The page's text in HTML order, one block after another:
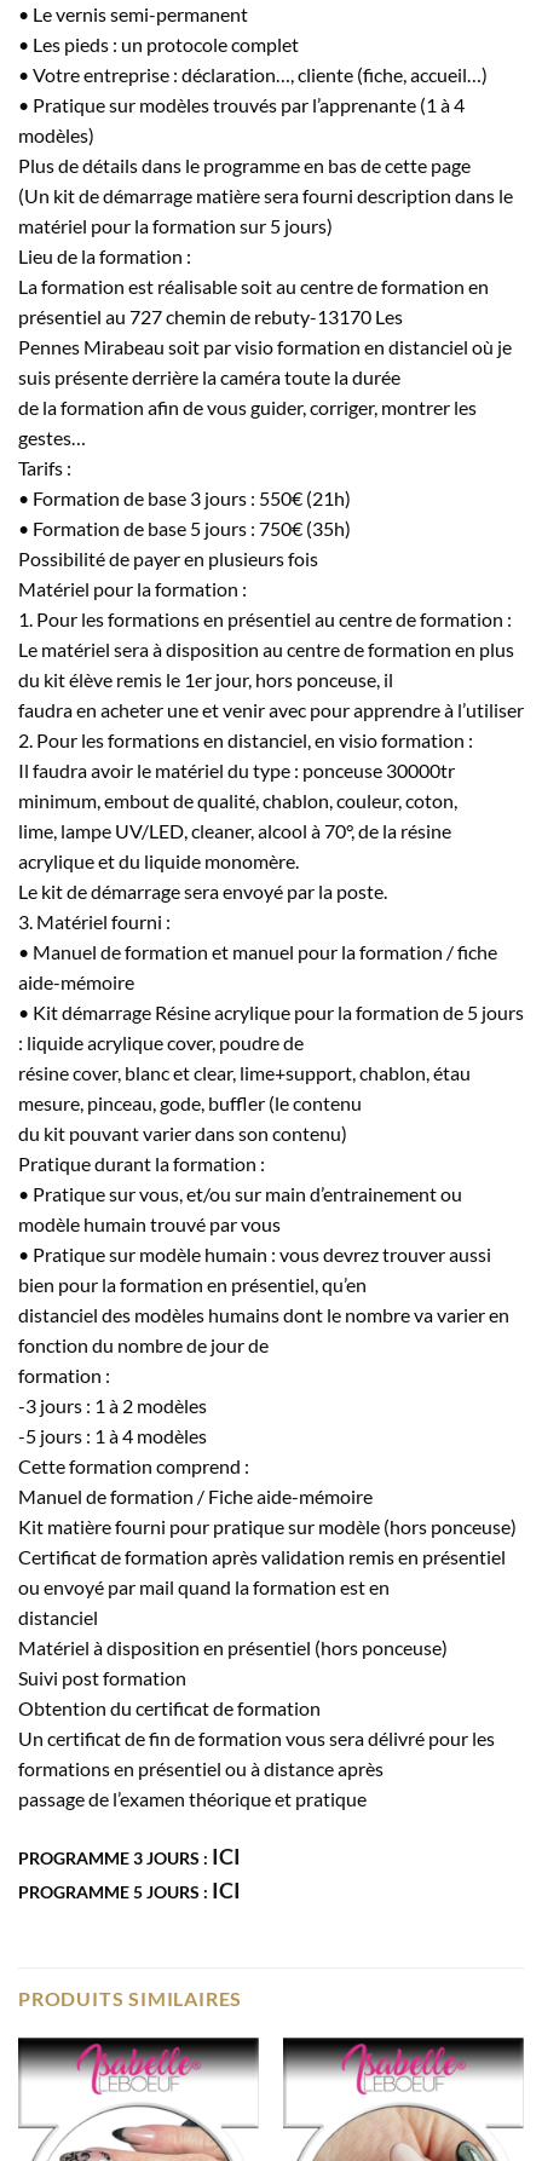
• Le vernis semi-permanent
• Les pieds : un protocole complet
• Votre entreprise : déclaration…, cliente (fiche, accueil…)
• Pratique sur modèles trouvés par l’apprenante (1 à 4
modèles)
Plus de détails dans le programme en bas de cette page
(Un kit de démarrage matière sera fourni description dans le
matériel pour la formation sur 5 jours)
Lieu de la formation :
La formation est réalisable soit au centre de formation en
présentiel au 727 chemin de rebuty-13170 Les
Pennes Mirabeau soit par visio formation en distanciel où je
suis présente derrière la caméra toute la durée
de la formation afin de vous guider, corriger, montrer les
gestes…
Tarifs :
• Formation de base 3 jours : 550€ (21h)
• Formation de base 5 jours : 750€ (35h)
Possibilité de payer en plusieurs fois
Matériel pour la formation :
1. Pour les formations en présentiel au centre de formation :
Le matériel sera à disposition au centre de formation en plus
du kit élève remis le 1er jour, hors ponceuse, il
faudra en acheter une et venir avec pour apprendre à l’utiliser
2. Pour les formations en distanciel, en visio formation :
Il faudra avoir le matériel du type : ponceuse 30000tr
minimum, embout de qualité, chablon, couleur, coton,
lime, lampe UV/LED, cleaner, alcool à 70°, de la résine
acrylique et du liquide monomère.
Le kit de démarrage sera envoyé par la poste.
3. Matériel fourni :
• Manuel de formation et manuel pour la formation / fiche
aide-mémoire
• Kit démarrage Résine acrylique pour la formation de 5 jours
: liquide acrylique cover, poudre de
résine cover, blanc et clear, lime+support, chablon, étau
mesure, pinceau, gode, buffler (le contenu
du kit pouvant varier dans son contenu)
Pratique durant la formation :
• Pratique sur vous, et/ou sur main d’entrainement ou
modèle humain trouvé par vous
• Pratique sur modèle humain : vous devrez trouver aussi
bien pour la formation en présentiel, qu’en
distanciel des modèles humains dont le nombre va varier en
fonction du nombre de jour de
formation :
-3 jours : 1 à 2 modèles
-5 jours : 1 à 4 modèles
Cette formation comprend :
Manuel de formation / Fiche aide-mémoire
Kit matière fourni pour pratique sur modèle (hors ponceuse)
Certificat de formation après validation remis en présentiel
ou envoyé par mail quand la formation est en
distanciel
Matériel à disposition en présentiel (hors ponceuse)
Suivi post formation
Obtention du certificat de formation
Un certificat de fin de formation vous sera délivré pour les
formations en présentiel ou à distance après
passage de l’examen théorique et pratique
PROGRAMME 3 JOURS : ICI
PROGRAMME 5 JOURS : ICI
PRODUITS SIMILAIRES